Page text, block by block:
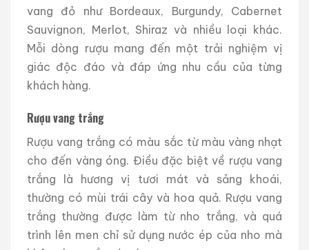
vang đỏ như Bordeaux, Burgundy, Cabernet
Sauvignon, Merlot, Shiraz và nhiều loại khác.
Mỗi dòng rượu mang đến một trải nghiệm vị
giác độc đáo và đáp ứng nhu cầu của từng
khách hàng.
Rượu vang trắng
Rượu vang trắng có màu sắc từ màu vàng nhạt
cho đến vàng óng. Điều đặc biệt về rượu vang
trắng là hương vị tươi mát và sảng khoái,
thường có mùi trái cây và hoa quả. Rượu vang
trắng thường được làm từ nho trắng, và quá
trình lên men chỉ sử dụng nước ép của nho mà